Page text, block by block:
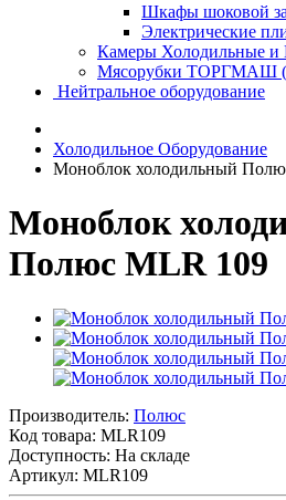
Шкафы шоковой
Электрические
Камеры Холодильные
Мясорубки
Нейтральное оборудование
Холодильное Оборудование
Моноблок холодильный
Моноблок
Полюс MLR 109
Производитель: Полюс
Код товара: MLR109
Доступность: На складе
Артикул: MLR109